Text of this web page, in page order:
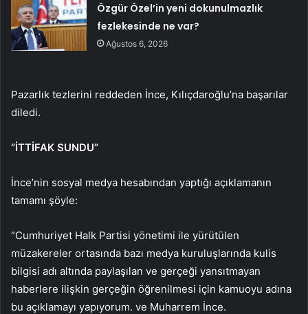
Özgür Özel’in yeni dokunulmazlık
fezlekesinde ne var?
Ağustos 6, 2026
Pazarlık tezlerini reddeden İnce, Kılıçdaroğlu’na başarılar
diledi.
“İTTİFAK SUNDU”
İnce’nin sosyal medya hesabından yaptığı açıklamanın
tamamı şöyle:
“Cumhuriyet Halk Partisi yönetimi ile yürütülen
müzakereler ortasında bazı medya kuruluşlarında kulis
bilgisi adı altında paylaşılan ve gerçeği yansıtmayan
haberlere ilişkin gerçeğin öğrenilmesi için kamuoyu adına
bu açıklamayı yapıyorum. ve Muharrem İnce.